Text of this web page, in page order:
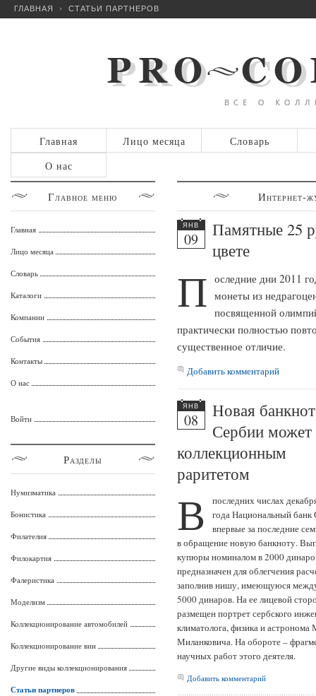
ГЛАВНАЯ СТАТЬИ ПАРТНЕРОВ
Главная Лицо месяца
Словарь
О нас
ЯНВ
09
Памятные 25
цвете
П оследние дни 2011
монеты из
посвященной
практически полностью
существенное отличие.
Добавить комментарий
ЯНВ
08
Новая
Сербии может
коллекционным
раритетом
В
последних числах
года Национальный банк
впервые за последние
в обращение новую банкноту.
купюры номиналом в 2000
предназначен для облегчения
заполнив нишу, имеющуюся
5000 динаров. На ее лицевой
размещен портрет сербского
климатолога, физика и астронома
Миланковича. На обороте –
научных работ этого деятеля.
Добавить комментарий
Главное меню
Главная
Лицо месяца
Словарь
Каталоги
Компании
События
Контакты
О нас
Войти
Разделы
Нумизматика
Бонистика
Филателия
Филокартия
Фалеристика
Моделизм
Коллекционирование автомобилей
Коллекционирование вин
Другие виды коллекционирования
Статьи партнеров